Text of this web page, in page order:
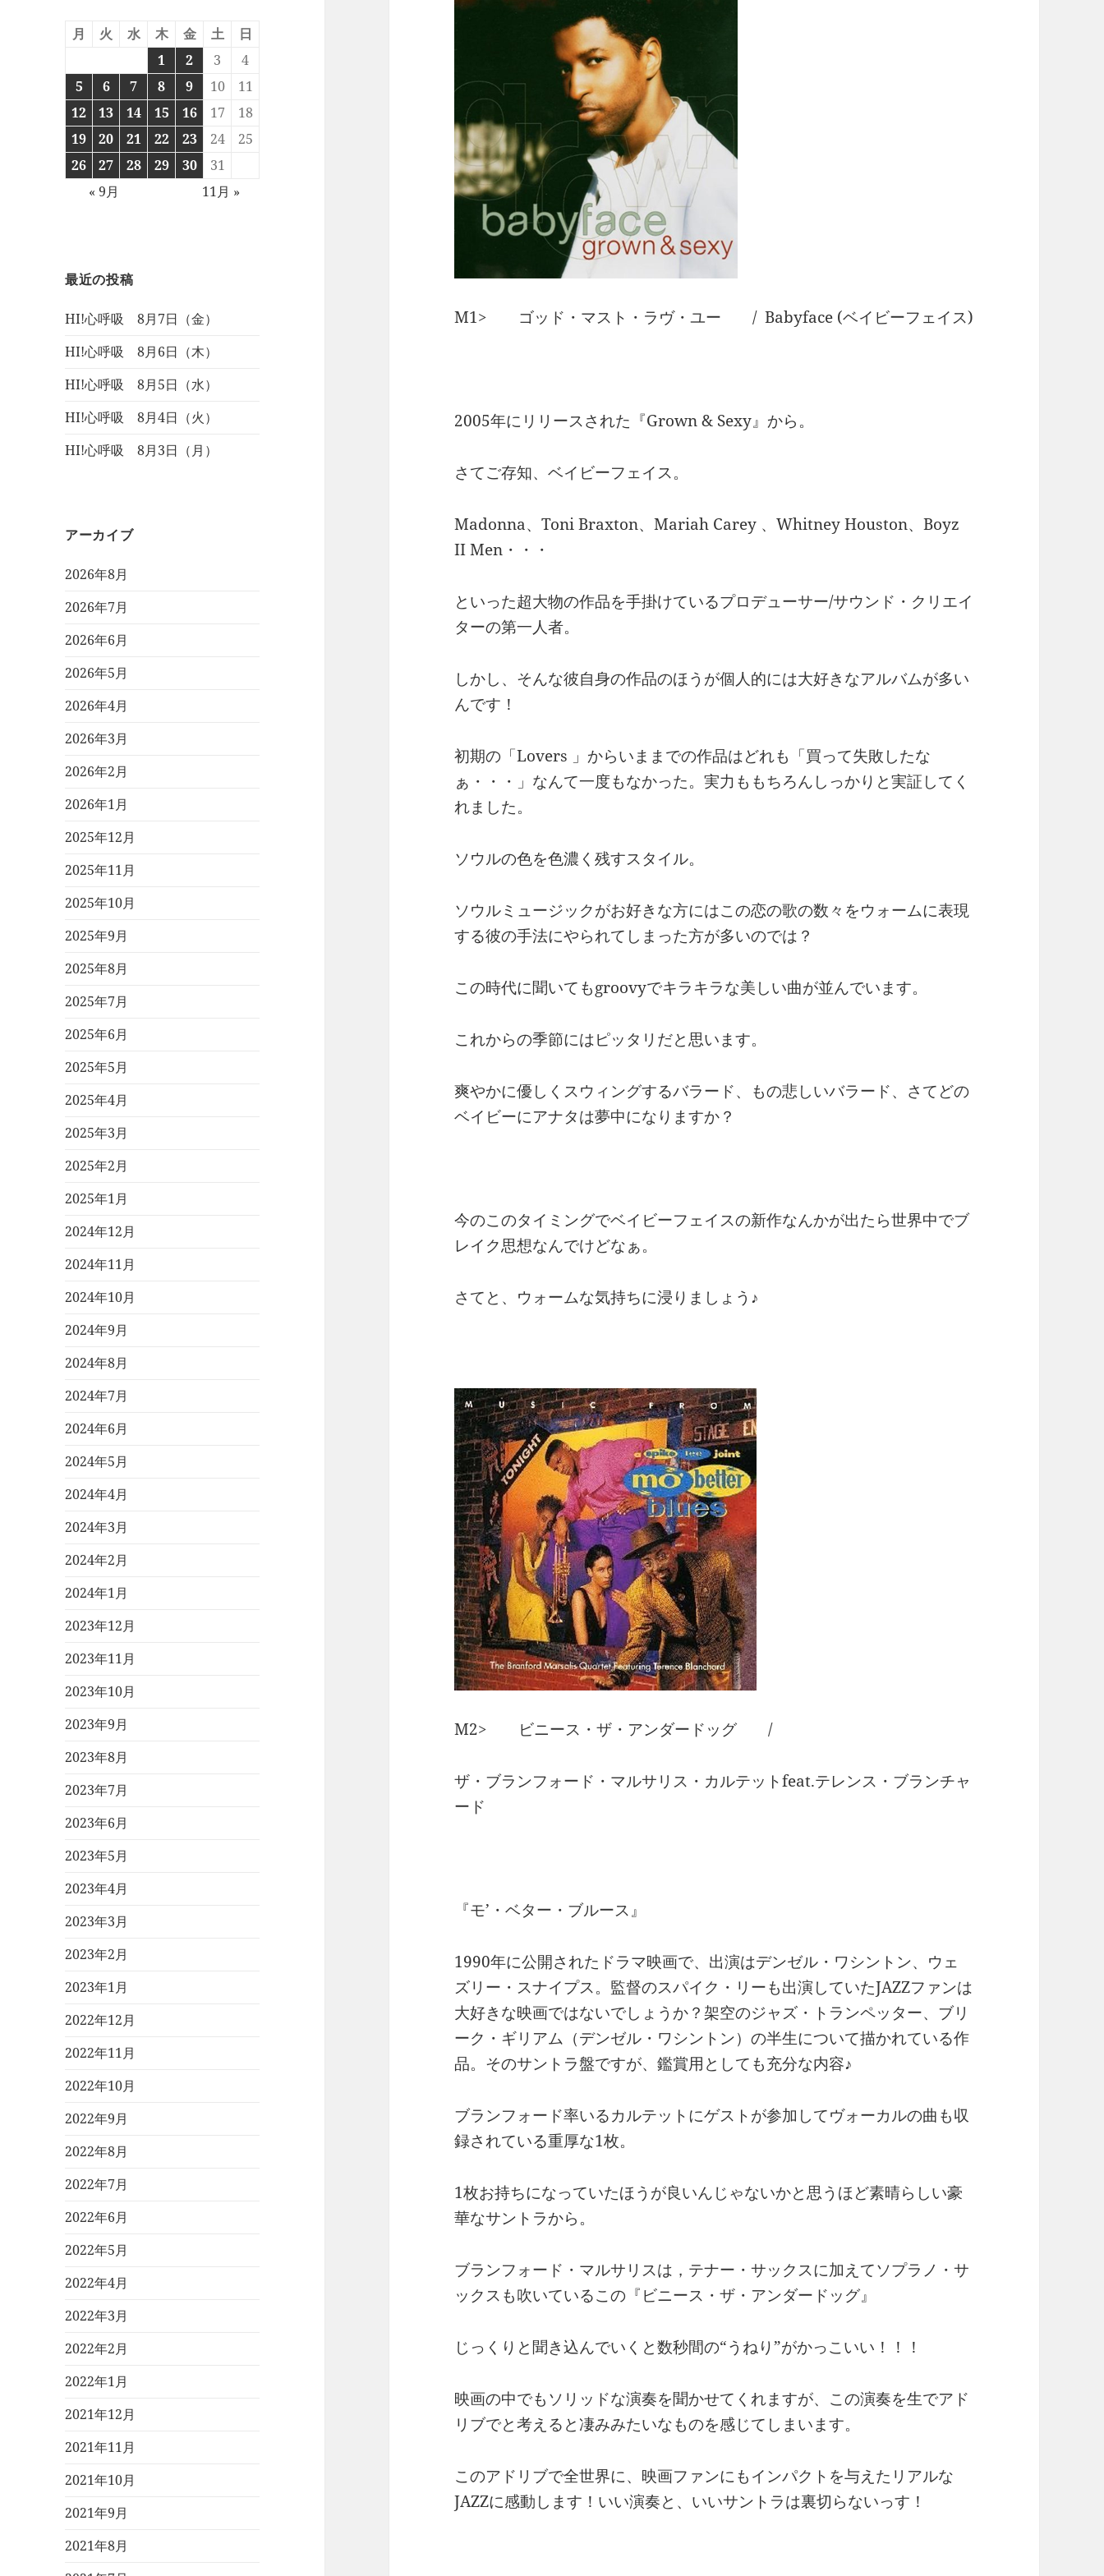
月 火 水 木 金 土
日
1
2 3
4
5
6 7 8 9 10
11
12
13 14 15 16 17
18
19
20 21 22 23 24
25
26
27 28 29 30
31
« 9月
11月 »
最近の投稿
HI!心呼吸 8月7日（金）
HI!心呼吸 8月6日（木）
HI!心呼吸 8月5日（水）
HI!心呼吸 8月4日（火）
HI!心呼吸 8月3日（月）
アーカイブ
2026年8月
2026年7月
2026年6月
2026年5月
2026年4月
2026年3月
2026年2月
2026年1月
2025年12月
2025年11月
2025年10月
2025年9月
2025年8月
2025年7月
2025年6月
2025年5月
2025年4月
2025年3月
2025年2月
2025年1月
2024年12月
2024年11月
2024年10月
2024年9月
2024年8月
2024年7月
2024年6月
2024年5月
2024年4月
2024年3月
2024年2月
2024年1月
2023年12月
2023年11月
2023年10月
2023年9月
2023年8月
2023年7月
2023年6月
2023年5月
2023年4月
2023年3月
2023年2月
2023年1月
2022年12月
2022年11月
2022年10月
2022年9月
2022年8月
2022年7月
2022年6月
2022年5月
2022年4月
2022年3月
2022年2月
2022年1月
2021年12月
2021年11月
2021年10月
2021年9月
2021年8月
M1> ゴッド・マスト・ラヴ・ユー / Babyface (ベイビーフェイス)
2005年にリリースされた『Grown & Sexy』から。
さてご存知、ベイビーフェイス。
Madonna、Toni Braxton、Mariah Carey 、Whitney Houston、Boyz
II Men・・・
といった超大物の作品を手掛けているプロデューサー/サウンド・クリエイ
ターの第一人者。
しかし、そんな彼自身の作品のほうが個人的には大好きなアルバムが多い
んです！
初期の「Lovers 」からいままでの作品はどれも「買って失敗したな
ぁ・・・」なんて一度もなかった。実力ももちろんしっかりと実証してく
れました。
ソウルの色を色濃く残すスタイル。
ソウルミュージックがお好きな方にはこの恋の歌の数々をウォームに表現
する彼の手法にやられてしまった方が多いのでは？
この時代に聞いてもgroovyでキラキラな美しい曲が並んでいます。
これからの季節にはピッタリだと思います。
爽やかに優しくスウィングするバラード、もの悲しいバラード、さてどの
ベイビーにアナタは夢中になりますか？
今のこのタイミングでベイビーフェイスの新作なんかが出たら世界中でブ
レイク思想なんでけどなぁ。
さてと、ウォームな気持ちに浸りましょう♪
M2> ビニース・ザ・アンダードッグ /
ザ・ブランフォード・マルサリス・カルテットfeat.テレンス・ブランチャ
ード
『モ’・ベター・ブルース』
1990年に公開されたドラマ映画で、出演はデンゼル・ワシントン、ウェ
ズリー・スナイプス。監督のスパイク・リーも出演していたJAZZファンは
大好きな映画ではないでしょうか？架空のジャズ・トランペッター、ブリ
ーク・ギリアム（デンゼル・ワシントン）の半生について描かれている作
品。そのサントラ盤ですが、鑑賞用としても充分な内容♪
ブランフォード率いるカルテットにゲストが参加してヴォーカルの曲も収
録されている重厚な1枚。
1枚お持ちになっていたほうが良いんじゃないかと思うほど素晴らしい豪
華なサントラから。
ブランフォード・マルサリスは，テナー・サックスに加えてソプラノ・サ
ックスも吹いているこの『ビニース・ザ・アンダードッグ』
じっくりと聞き込んでいくと数秒間の“うねり”がかっこいい！！！
映画の中でもソリッドな演奏を聞かせてくれますが、この演奏を生でアド
リブでと考えると凄みみたいなものを感じてしまいます。
このアドリブで全世界に、映画ファンにもインパクトを与えたリアルな
JAZZに感動します！いい演奏と、いいサントラは裏切らないっす！